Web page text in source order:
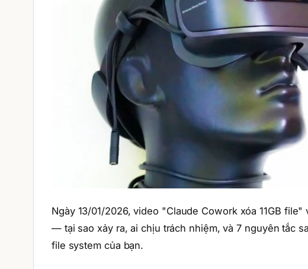
Ngày 13/01/2026, video "Claude Cowork xóa 11GB
— tại sao xảy ra, ai chịu trách nhiệm, và 7 nguyên tắc
file system của bạn.